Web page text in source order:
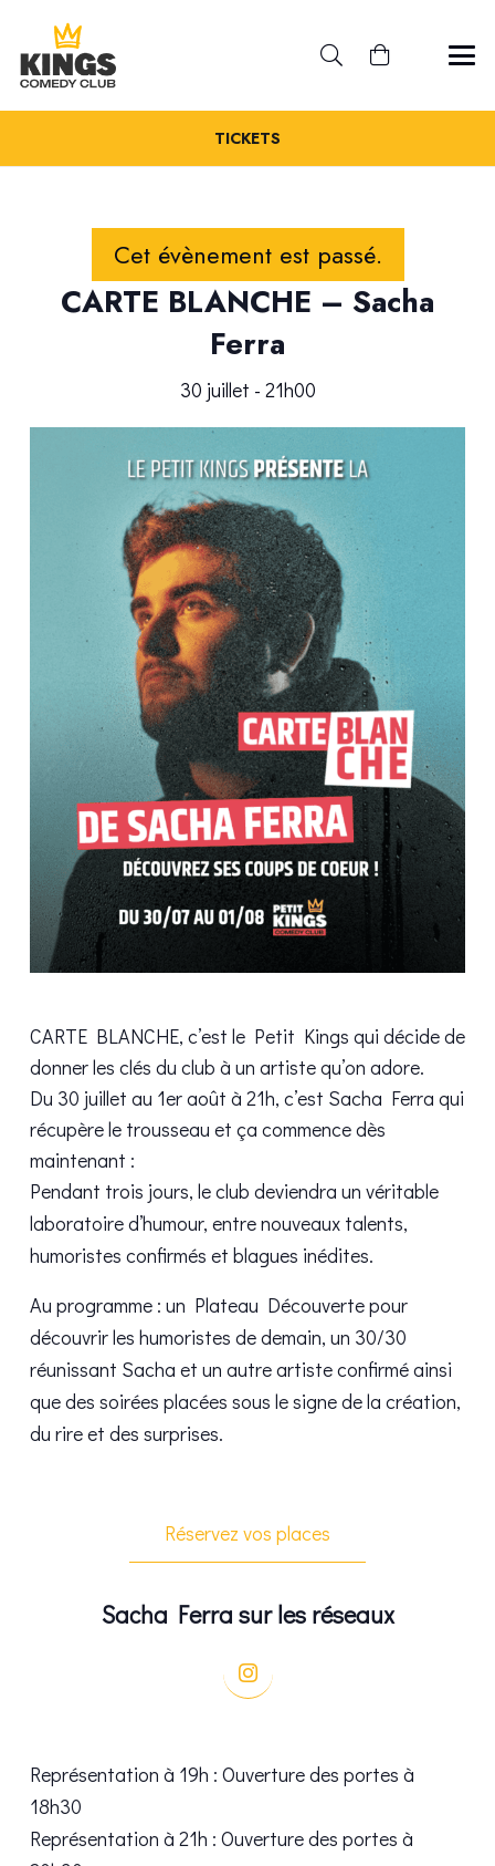
TICKETS
Cet évènement est passé.
CARTE BLANCHE – Sacha
Ferra
30 juillet - 21h00
CARTE BLANCHE, c’est le Petit Kings qui décide de
donner les clés du club à un artiste qu’on adore.
Du 30 juillet au 1er août à 21h, c’est Sacha Ferra qui
récupère le trousseau et ça commence dès
maintenant :
Pendant trois jours, le club deviendra un véritable
laboratoire d’humour, entre nouveaux talents,
humoristes confirmés et blagues inédites.
Au programme : un Plateau Découverte pour
découvrir les humoristes de demain, un 30/30
réunissant Sacha et un autre artiste confirmé ainsi
que des soirées placées sous le signe de la création,
du rire et des surprises.
Réservez vos places
Sacha Ferra sur les réseaux
Représentation à 19h : Ouverture des portes à
18h30
Représentation à 21h : Ouverture des portes à